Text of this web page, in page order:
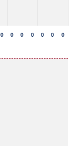
0 0 0 0 0 0 0